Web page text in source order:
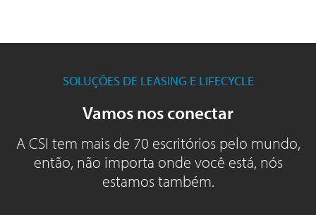
SOLUÇÕES DE LEASING E LIFECYCLE
Vamos nos conectar
A CSI tem mais de 70 escritórios pelo mundo,
então, não importa onde você está, nós
estamos também.